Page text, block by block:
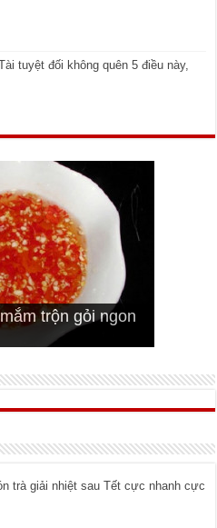
tuyệt đối không quên 5 điều này,
trộn gỏi ngon
đậu hũ giòn ngon
nướng ngon
chiên ngon mềm
sườn cơm tấm
trà giải nhiệt sau Tết cực nhanh cực